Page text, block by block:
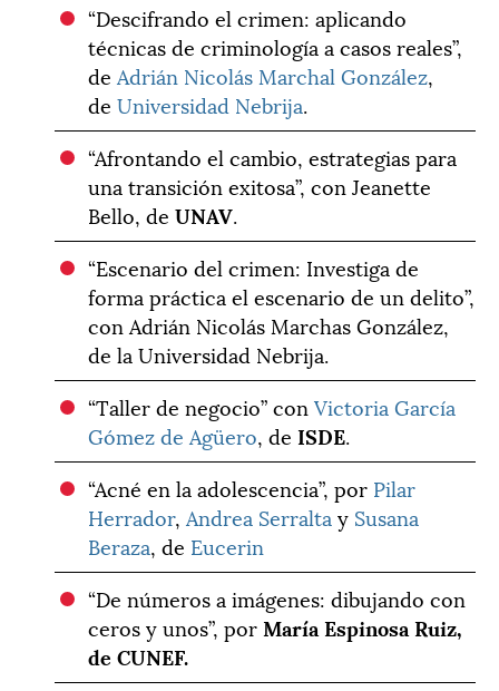
“Descifrando el crimen: aplicando
técnicas de criminología a casos reales”,
deAdrián Nicolás Marchal González,
deUniversidad Nebrija.
“Afrontando el cambio, estrategias para
una transición exitosa”, con Jeanette
Bello, deUNAV.
“Escenario del crimen: Investiga de
forma práctica el escenario de un delito”,
con Adrián Nicolás Marchas González,
de la Universidad Nebrija.
“Taller de negocio” conVictoria García
Gómez de Agüero, deISDE.
“Acné en la adolescencia”, por Pilar
Herrador,Andrea Serralta y Susana
Beraza, de Eucerin
“De números a imágenes: dibujando con
ceros y unos”, por María Espinosa Ruiz,
de CUNEF.